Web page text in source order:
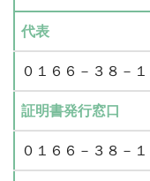
代表
０１６６－３８－１
証明書発行窓口
０１６６－３８－